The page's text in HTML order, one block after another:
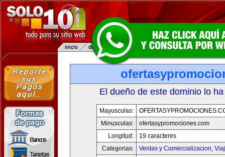
El dueño de este dominio lo
Mayusculas:
Minusculas:
ofertasypromociones.com
Longitud:
19 caracteres
Categorias:
Ventas y Comercializacion,